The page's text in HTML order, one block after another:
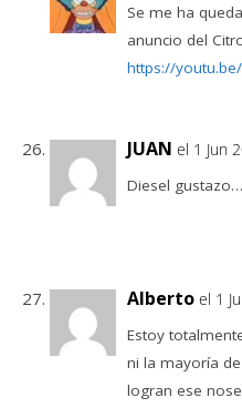
Se me ha
anuncio del
https://youtu.be/
JUAN el 1 Jun
Diesel
Alberto el 1
Estoy
ni la mayoría
logran ese